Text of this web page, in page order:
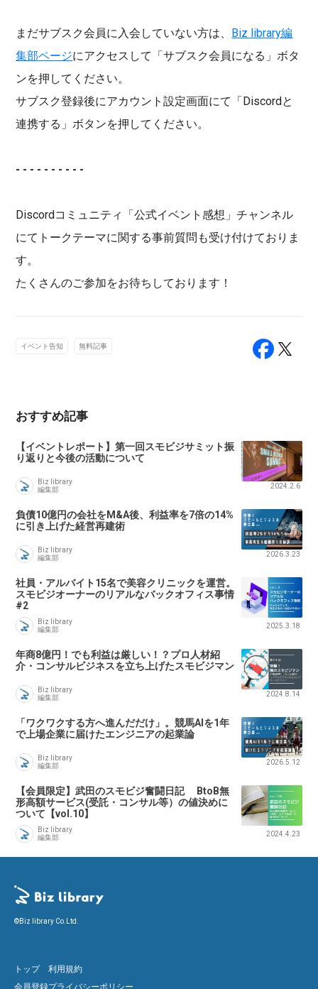
まだサブスク会員に入会していない方は、 Biz library編
集部ページにアクセスして「サブスク会員になる」ボタ
ンを押してください。
サブスク登録後にアカウント設定画面にて「Discordと
連携する」ボタンを押してください。
- - - - - - - - - -
Discordコミュニティ「公式イベント感想」チャンネル
にてトークテーマに関する事前質問も受け付けておりま
す。
たくさんのご参加をお待ちしております！
イベント告知 無料記事
おすすめ記事
【イベントレポート】第一回スモビジサミット振
り返りと今後の活動について
Biz library
編集部
2024.2.6
負債10億円の会社をM&A後、利益率を7倍の14%
に引き上げた経営再建術
Biz library
編集部
2026.3.23
社員・アルバイト15名で美容クリニックを運営。
スモビジオーナーのリアルなバックオフィス事情
#2
Biz library
編集部
2025.3.18
年商8億円！でも利益は厳しい！？プロ人材紹
介・コンサルビジネスを立ち上げたスモビジマン
Biz library
編集部
2024.8.14
「ワクワクする方へ進んだだけ」。競馬AIを1年
で上場企業に届けたエンジニアの起業論
Biz library
編集部
2026.5.12
【会員限定】武田のスモビジ奮闘日記 BtoB無
形高額サービス(受託・コンサル等）の値決めに
ついて【vol.10】
Biz library
編集部
2024.4.23
©Biz library Co.Ltd.
トップ
利用規約